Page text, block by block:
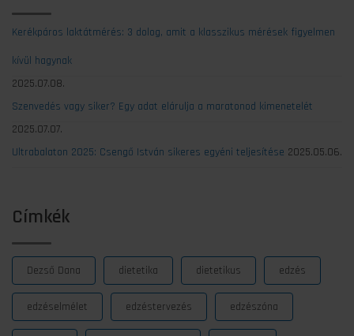
Kerékpáros laktátmérés: 3 dolog, amit a klasszikus mérések figyelmen
kívül hagynak
2025.07.08.
Szenvedés vagy siker? Egy adat elárulja a maratonod kimenetelét
2025.07.07.
Ultrabalaton 2025: Csengő István sikeres egyéni teljesítése 2025.05.06.
Címkék
Dezső Dana dietetika dietetikus edzés
edzéselmélet edzéstervezés edzészóna